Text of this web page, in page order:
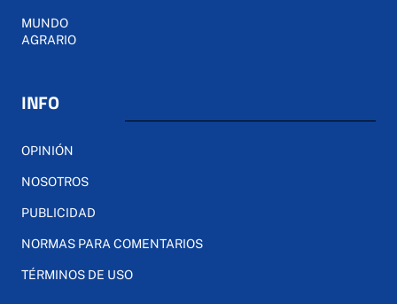
MUNDO
AGRARIO
INFO
OPINIÓN
NOSOTROS
PUBLICIDAD
NORMAS PARA COMENTARIOS
TÉRMINOS DE USO